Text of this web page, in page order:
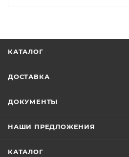
КАТАЛОГ
ДОСТАВКА
ДОКУМЕНТЫ
НАШИ ПРЕДЛОЖЕНИЯ
КАТАЛОГ